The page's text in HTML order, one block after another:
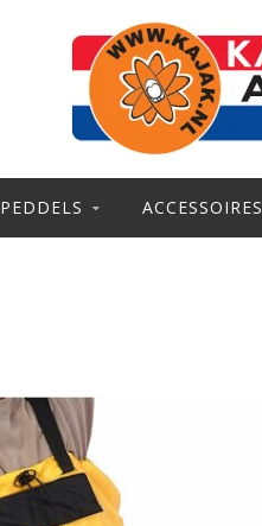
PEDDELS ACCESSOIRES